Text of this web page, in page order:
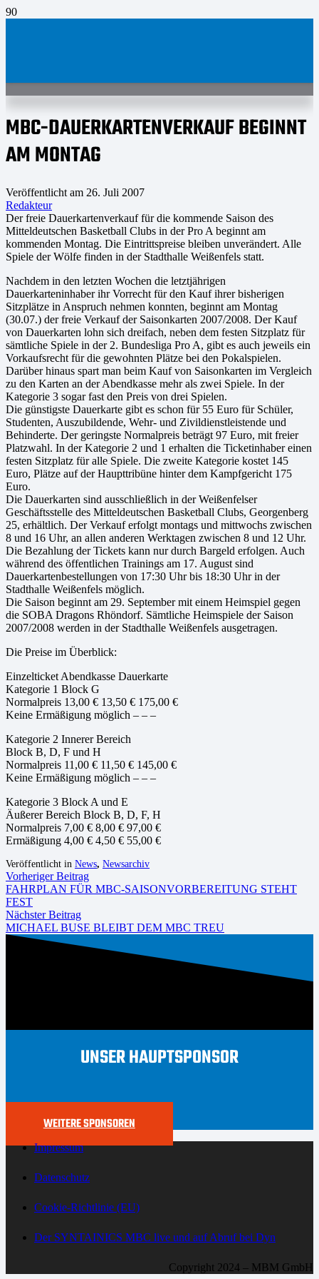
MBC-DAUERKARTENVERKAUF BEGINNT
AM MONTAG
Veröffentlicht am 26. Juli 2007
Redakteur
Der freie Dauerkartenverkauf für die kommende Saison des
Mitteldeutschen Basketball Clubs in der Pro A beginnt am
kommenden Montag. Die Eintrittspreise bleiben unverändert. Alle
Spiele der Wölfe finden in der Stadthalle Weißenfels statt.
Nachdem in den letzten Wochen die letztjährigen
Dauerkarteninhaber ihr Vorrecht für den Kauf ihrer bisherigen
Sitzplätze in Anspruch nehmen konnten, beginnt am Montag
(30.07.) der freie Verkauf der Saisonkarten 2007/2008. Der Kauf
von Dauerkarten lohn sich dreifach, neben dem festen Sitzplatz für
sämtliche Spiele in der 2. Bundesliga Pro A, gibt es auch jeweils ein
Vorkaufsrecht für die gewohnten Plätze bei den Pokalspielen.
Darüber hinaus spart man beim Kauf von Saisonkarten im Vergleich
zu den Karten an der Abendkasse mehr als zwei Spiele. In der
Kategorie 3 sogar fast den Preis von drei Spielen.
Die günstigste Dauerkarte gibt es schon für 55 Euro für Schüler,
Studenten, Auszubildende, Wehr- und Zivildienstleistende und
Behinderte. Der geringste Normalpreis beträgt 97 Euro, mit freier
Platzwahl. In der Kategorie 2 und 1 erhalten die Ticketinhaber einen
festen Sitzplatz für alle Spiele. Die zweite Kategorie kostet 145
Euro, Plätze auf der Haupttribüne hinter dem Kampfgericht 175
Euro.
Die Dauerkarten sind ausschließlich in der Weißenfelser
Geschäftsstelle des Mitteldeutschen Basketball Clubs, Georgenberg
25, erhältlich. Der Verkauf erfolgt montags und mittwochs zwischen
8 und 16 Uhr, an allen anderen Werktagen zwischen 8 und 12 Uhr.
Die Bezahlung der Tickets kann nur durch Bargeld erfolgen. Auch
während des öffentlichen Trainings am 17. August sind
Dauerkartenbestellungen von 17:30 Uhr bis 18:30 Uhr in der
Stadthalle Weißenfels möglich.
Die Saison beginnt am 29. September mit einem Heimspiel gegen
die SOBA Dragons Rhöndorf. Sämtliche Heimspiele der Saison
2007/2008 werden in der Stadthalle Weißenfels ausgetragen.
Die Preise im Überblick:
Einzelticket Abendkasse Dauerkarte
Kategorie 1 Block G
Normalpreis 13,00 € 13,50 € 175,00 €
Keine Ermäßigung möglich – – –
Kategorie 2 Innerer Bereich
Block B, D, F und H
Normalpreis 11,00 € 11,50 € 145,00 €
Keine Ermäßigung möglich – – –
Kategorie 3 Block A und E
Äußerer Bereich Block B, D, F, H
Normalpreis 7,00 € 8,00 € 97,00 €
Ermäßigung 4,00 € 4,50 € 55,00 €
Veröffentlicht in News, Newsarchiv
Vorheriger Beitrag
FAHRPLAN FÜR MBC-SAISONVORBEREITUNG STEHT
FEST
Nächster Beitrag
MICHAEL BUSE BLEIBT DEM MBC TREU
UNSER HAUPTSPONSOR
WEITERE SPONSOREN
Impressum
Datenschutz
Cookie-Richtlinie (EU)
Der SYNTAINICS MBC live und auf Abruf bei Dyn
Copyright 2024 – MBM GmbH